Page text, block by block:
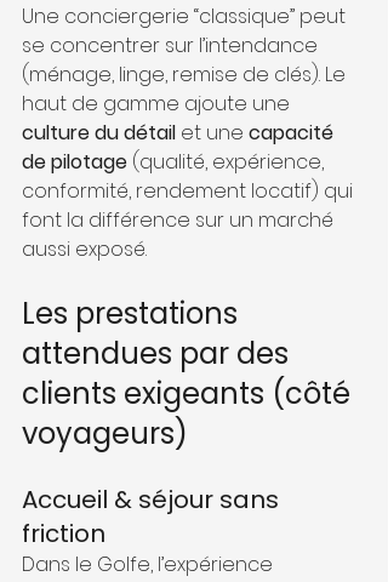
Une conciergerie “classique” peut
se concentrer sur l’intendance
(ménage, linge, remise de clés). Le
haut de gamme ajoute une
culture du détail et une capacité
de pilotage (qualité, expérience,
conformité, rendement locatif) qui
font la différence sur un marché
aussi exposé.
Les prestations
attendues par des
clients exigeants (côté
voyageurs)
Accueil & séjour sans
friction
Dans le Golfe, l’expérience